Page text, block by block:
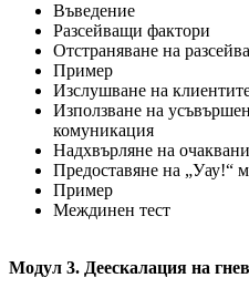
Въведение
Разсейващи фактори
Отстраняване на
Пример
Изслушване на
Използване на
комуникация
Надхвърляне на
Предоставяне на „Уау!“
Пример
Междинен тест
Модул 3. Деескалация на